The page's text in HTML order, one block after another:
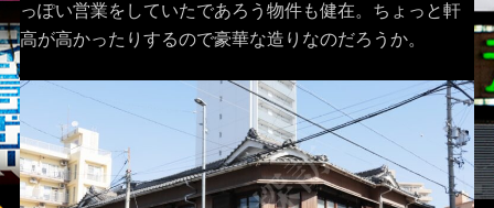
っぽい営業をしていたであろう物件も健在。ちょっと軒
高が高かったりするので豪華な造りなのだろうか。